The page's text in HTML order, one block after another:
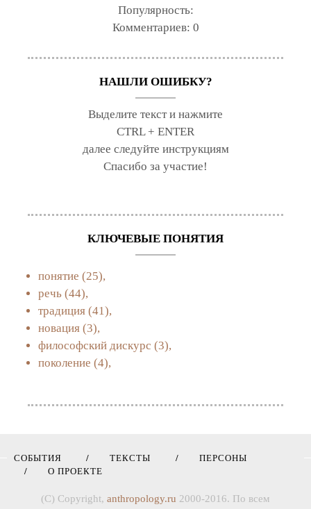
Популярность:
Комментариев: 0
НАШЛИ ОШИБКУ?
Выделите текст и нажмите
CTRL + ENTER
далее следуйте инструкциям
Спасибо за участие!
КЛЮЧЕВЫЕ ПОНЯТИЯ
понятие (25),
речь (44),
традиция (41),
новация (3),
философский дискурс (3),
поколение (4),
СОБЫТИЯ ТЕКСТЫ
ПЕРСОНЫ
О ПРОЕКТЕ
(C) Copyright, anthropology.ru 2000-2016. По всем